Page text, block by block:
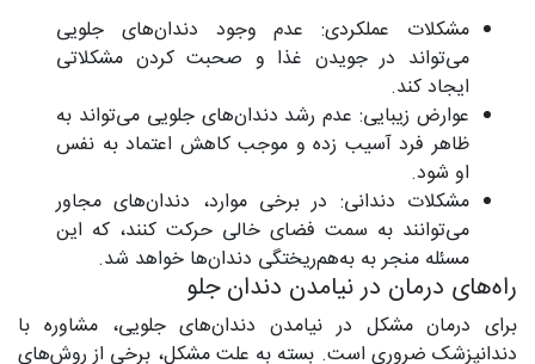
مشکلات عملکردی: عدم وجود دندان‌های جلویی
می‌تواند در جویدن غذا و صحبت کردن مشکلاتی
ایجاد کند.
عوارض زیبایی: عدم رشد دندان‌های جلویی می‌تواند به
ظاهر فرد آسیب زده و موجب کاهش اعتماد به نفس
او شود.
مشکلات دندانی: در برخی موارد، دندان‌های مجاور
می‌توانند به سمت فضای خالی حرکت کنند، که این
مسئله منجر به به‌هم‌ریختگی دندان‌ها خواهد شد.
راه‌های درمان در نیامدن دندان جلو
برای درمان مشکل در نیامدن دندان‌های جلویی، مشاوره با
دندانپزشک ضروری است. بسته به علت مشکل، برخی از روش‌های